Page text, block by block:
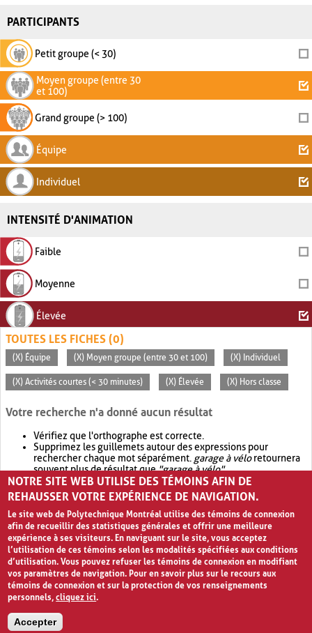
PARTICIPANTS
Petit groupe (< 30)
Moyen groupe (entre 30
et 100)
Grand groupe (> 100)
Équipe
Individuel
INTENSITÉ D'ANIMATION
Faible
Moyenne
Élevée
TOUTES LES FICHES (0)
(X) Équipe (X) Moyen groupe (entre 30 et 100) (X) Individuel
(X) Activités courtes (< 30 minutes) (X) Élevée (X) Hors classe
Votre recherche n'a donné aucun résultat
Vérifiez que l'orthographe est correcte.
Supprimez les guillemets autour des expressions pour
rechercher chaque mot séparément. garage à véloretournera
souvent plus de résultat que"garage à vélo".
Envisagez d'élargir votre recherche avec OR.garage OR vélo
retournera souvent plus de résultat quegarage à vélo
NOTRE SITE WEB UTILISE DES TÉMOINS AFIN DE
REHAUSSER VOTRE EXPÉRIENCE DE NAVIGATION.
Le site web de Polytechnique Montréal utilise des témoins de connexion
afin de recueillir des statistiques générales et offrir une meilleure
expérience à ses visiteurs. En naviguant sur le site, vous acceptez
l’utilisation de ces témoins selon les modalités spécifiées aux conditions
d’utilisation. Vous pouvez refuser les témoins de connexion en modifiant
vos paramètres de navigation. Pour en savoir plus sur le recours aux
témoins de connexion et sur la protection de vos renseignements
personnels,cliquez ici.
Accepter